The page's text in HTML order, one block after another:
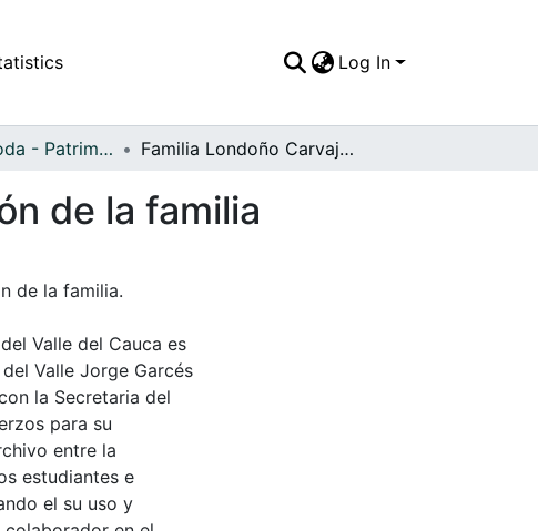
Log In
APFFVC - Moda - Patrimonial Familia Londoño Carvajal, de paseo en el camión de la familia
de la familia
de la familia.
Valle del Cauca es
Valle Jorge Garcés
la Secretaria del
para su
entre la
estudiantes e
el su uso y